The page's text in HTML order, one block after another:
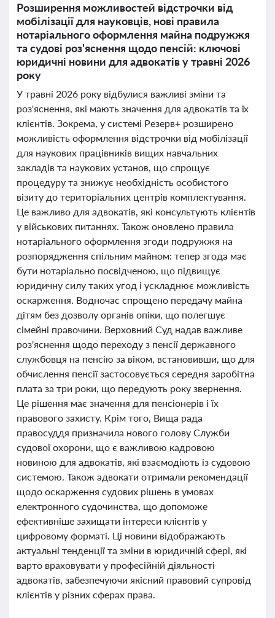
Розширення можливостей відстрочки від
мобілізації для науковців, нові правила
нотаріального оформлення майна подружжя
та судові роз'яснення щодо пенсій: ключові
юридичні новини для адвокатів у травні 2026
року
У травні 2026 року відбулися важливі зміни та
роз'яснення, які мають значення для адвокатів та їх
клієнтів. Зокрема, у системі Резерв+ розширено
можливість оформлення відстрочки від мобілізації
для наукових працівників вищих навчальних
закладів та наукових установ, що спрощує
процедуру та знижує необхідність особистого
візиту до територіальних центрів комплектування.
Це важливо для адвокатів, які консультують клієнтів
у військових питаннях. Також оновлено правила
нотаріального оформлення згоди подружжя на
розпорядження спільним майном: тепер згода має
бути нотаріально посвідченою, що підвищує
юридичну силу таких угод і ускладнює можливість
оскарження. Водночас спрощено передачу майна
дітям без дозволу органів опіки, що полегшує
сімейні правочини. Верховний Суд надав важливе
роз'яснення щодо переходу з пенсії державного
службовця на пенсію за віком, встановивши, що для
обчислення пенсії застосовується середня заробітна
плата за три роки, що передують року звернення.
Це рішення має значення для пенсіонерів і їх
правового захисту. Крім того, Вища рада
правосуддя призначила нового голову Служби
судової охорони, що є важливою кадровою
новиною для адвокатів, які взаємодіють із судовою
системою. Також адвокати отримали рекомендації
щодо оскарження судових рішень в умовах
електронного судочинства, що допоможе
ефективніше захищати інтереси клієнтів у
цифровому форматі. Ці новини відображають
актуальні тенденції та зміни в юридичній сфері, які
варто враховувати у професійній діяльності
адвокатів, забезпечуючи якісний правовий супровід
клієнтів у різних сферах права.